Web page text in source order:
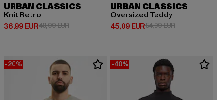
URBAN CLASSICS
Knit Retro
36,99 EUR
Derzeitiger Preis: 36,99 EUR
49,99 EURAktionspreis: 49,99 EUR
URBAN CLASSICS
Oversized Teddy
45,09 EUR
Derzeitiger Preis: 45,09 EUR
54,99 EURAktionspreis:
-20% -40%